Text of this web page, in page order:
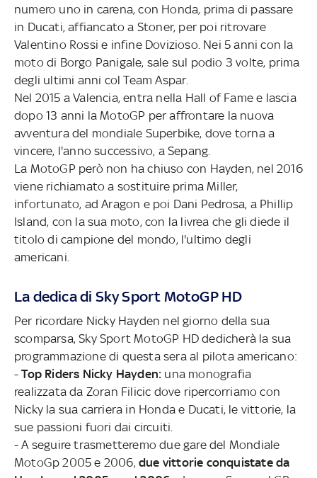
numero uno in carena, con Honda, prima di passare
in Ducati, affiancato a Stoner, per poi ritrovare
Valentino Rossi e infine Dovizioso. Nei 5 anni con la
moto di Borgo Panigale, sale sul podio 3 volte, prima
degli ultimi anni col Team Aspar.
Nel 2015 a Valencia, entra nella Hall of Fame e lascia
dopo 13 anni la MotoGP per affrontare la nuova
avventura del mondiale Superbike, dove torna a
vincere, l'anno successivo, a Sepang.
La MotoGP però non ha chiuso con Hayden, nel 2016
viene richiamato a sostituire prima Miller,
infortunato, ad Aragon e poi Dani Pedrosa, a Phillip
Island, con la sua moto, con la livrea che gli diede il
titolo di campione del mondo, l'ultimo degli
americani.
La dedica di Sky Sport MotoGP HD
Per ricordare Nicky Hayden nel giorno della sua
scomparsa, Sky Sport MotoGP HD dedicherà la sua
programmazione di questa sera al pilota americano:
-Top Riders Nicky Hayden: una monografia
realizzata da Zoran Filicic dove ripercorriamo con
Nicky la sua carriera in Honda e Ducati, le vittorie, la
sue passioni fuori dai circuiti.
- A seguire trasmetteremo due gare del Mondiale
MotoGp 2005 e 2006, due vittorie conquistate da